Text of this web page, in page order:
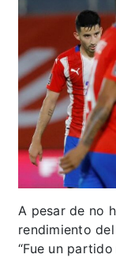
A pesar de no
rendimiento
“Fue un